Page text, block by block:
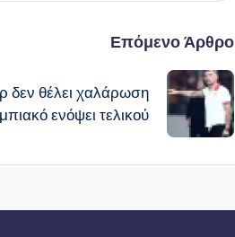
Επόμενο Άρθρο
δεν θέλει χαλάρωση
ενόψει τελικού